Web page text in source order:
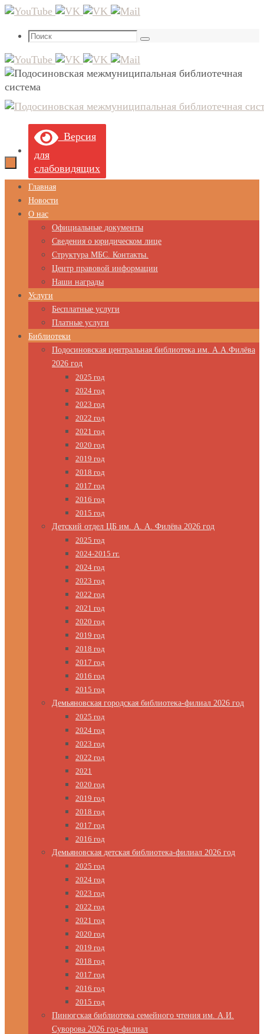
Перейти
содержимому
Что
Поиск
Версия
для
слабовидящих
Перейти
содержимому
Главная
Новости
О нас
Официальные документы
Сведения о юридическом лице
Структура МБС. Контакты.
Центр правовой информации
Наши награды
Услуги
Бесплатные услуги
Платные услуги
Библиотеки
Подосиновская центральная библиотека им. А.А.Филёва
2026 год
2025 год
2024 год
2023 год
2022 год
2021 год
2020 год
2019 год
2018 год
2017 год
2016 год
2015 год
Детский отдел ЦБ им. А. А. Филёва 2026 год
2025 год
2024-2015 гг.
2024 год
2023 год
2022 год
2021 год
2020 год
2019 год
2018 год
2017 год
2016 год
2015 год
Демьяновская городская библиотека-филиал 2026 год
2025 год
2024 год
2023 год
2022 год
2021
2020 год
2019 год
2018 год
2017 год
2016 год
Демьяновская детская библиотека-филиал 2026 год
2025 год
2024 год
2023 год
2022 год
2021 год
2020 год
2019 год
2018 год
2017 год
2016 год
2015 год
Пинюгская библиотека семейного чтения им. А.И.
Суворова 2026 год-филиал